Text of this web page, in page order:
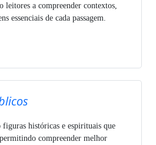
leitores a compreender contextos,
essenciais de cada passagem.
figuras históricas e espirituais que
compreender melhor